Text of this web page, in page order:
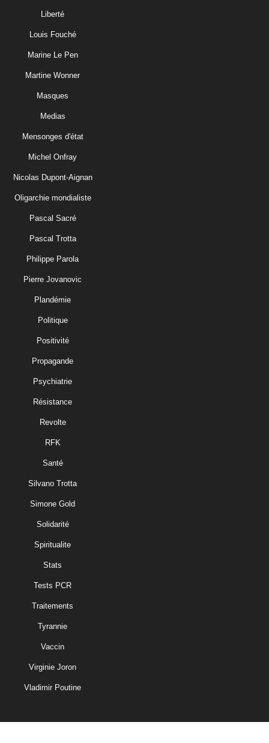
Liberté
Louis Fouché
Marine Le Pen
Martine Wonner
Masques
Medias
Mensonges d'état
Michel Onfray
Nicolas Dupont-Aignan
Oligarchie mondialiste
Pascal Sacré
Pascal Trotta
Philippe Parola
Pierre Jovanovic
Plandémie
Politique
Positivité
Propagande
Psychiatrie
Résistance
Revolte
RFK
Santé
Silvano Trotta
Simone Gold
Solidarité
Spiritualite
Stats
Tests PCR
Traitements
Tyrannie
Vaccin
Virginie Joron
Vladimir Poutine